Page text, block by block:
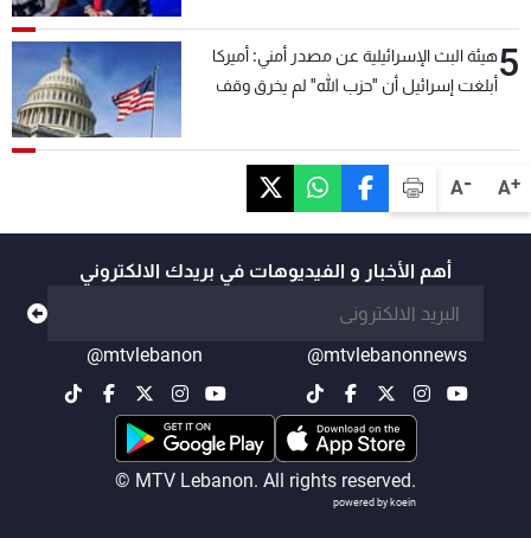
A+
A-
5هيئة البث الإسرائيلية عن مصدر أمني: أميركا
أبلغت إسرائيل أن "حزب الله" لم يخرق وقف
أهم الأخبار و الفيديوهات في بريدك الالكتروني
@mtvlebanonnews
@mtvlebanon
© MTV Lebanon. All rights reserved.
powered by koein